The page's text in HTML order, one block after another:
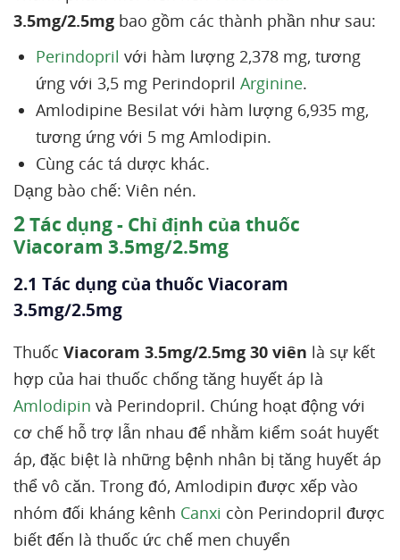
3.5mg/2.5mg bao gồm các thành phần như sau:
Perindopril với hàm lượng 2,378 mg, tương
ứng với 3,5 mg Perindopril Arginine.
Amlodipine Besilat với hàm lượng 6,935 mg,
tương ứng với 5 mg Amlodipin.
Cùng các tá dược khác.
Dạng bào chế: Viên nén.
2Tác dụng - Chỉ định của thuốc
Viacoram 3.5mg/2.5mg
2.1 Tác dụng của thuốc Viacoram
3.5mg/2.5mg
Thuốc Viacoram 3.5mg/2.5mg 30 viên là sự kết
hợp của hai thuốc chống tăng huyết áp là
Amlodipin và Perindopril. Chúng hoạt động với
cơ chế hỗ trợ lẫn nhau để nhằm kiểm soát huyết
áp, đặc biệt là những bệnh nhân bị tăng huyết áp
thể vô căn. Trong đó, Amlodipin được xếp vào
nhóm đối kháng kênh Canxi còn Perindopril được
biết đến là thuốc ức chế men chuyển